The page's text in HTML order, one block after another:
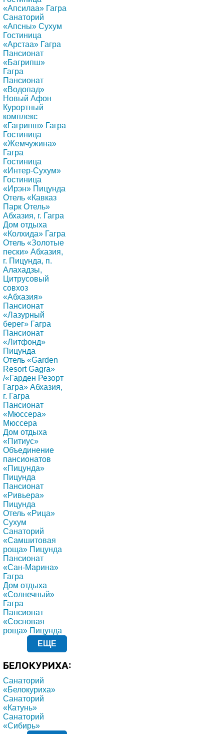
«Апсилаа» Гагра
Санаторий
«Апсны» Сухум
Гостиница
«Арстаа» Гагра
Пансионат
«Багрипш»
Гагра
Пансионат
«Водопад»
Новый Афон
Курортный
комплекс
«Гагрипш» Гагра
Гостиница
«Жемчужина»
Гагра
Гостиница
«Интер-Сухум»
Гостиница
«Ирэн» Пицунда
Отель «Кавказ
Парк Отель»
Абхазия, г. Гагра
Дом отдыха
«Колхида» Гагра
Отель «Золотые
пески» Абхазия,
г. Пицунда, п.
Алахадзы,
Цитрусовый
совхоз
«Абхазия»
Пансионат
«Лазурный
берег» Гагра
Пансионат
«Литфонд»
Пицунда
Отель «Garden
Resort Gagra»
/«Гарден Резорт
Гагра» Абхазия,
г. Гагра
Пансионат
«Мюссера»
Мюссера
Дом отдыха
«Питиус»
Объединение
пансионатов
«Пицунда»
Пицунда
Пансионат
«Ривьера»
Пицунда
Отель «Рица»
Сухум
Санаторий
«Самшитовая
роща» Пицунда
Пансионат
«Сан-Марина»
Гагра
Дом отдыха
«Солнечный»
Гагра
Пансионат
«Сосновая
роща» Пицунда
ЕЩЕ
БЕЛОКУРИХА:
Санаторий
«Белокуриха»
Санаторий
«Катунь»
Санаторий
«Сибирь»